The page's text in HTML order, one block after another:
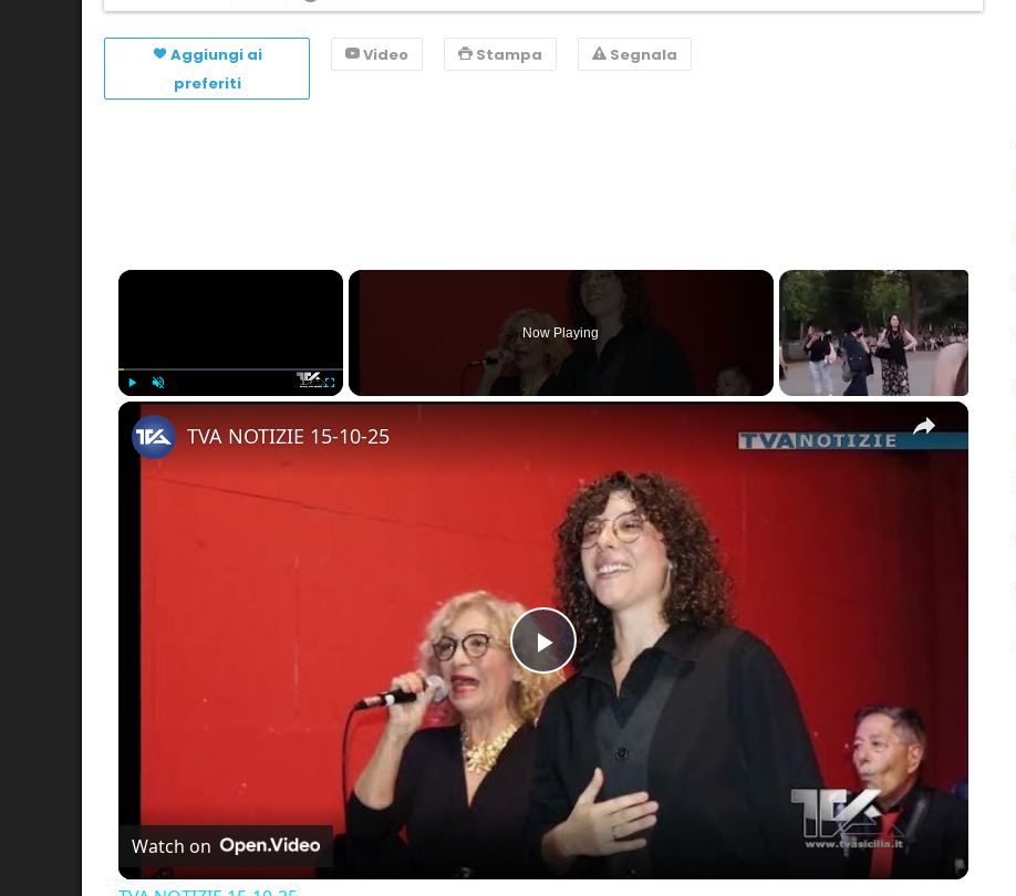
Aggiungi ai
preferiti
Video Stampa Segnala
×
Play Unmute Fullscreen
Now Playing
×
Play
Video
TVA NOTIZIE 15-10-25
Watch on